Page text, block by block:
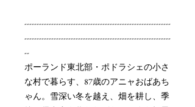
------------------------------------------------------------
------------------------------------------------------------
--
ポーランド東北部・ポドラシェの小さ
な村で暮らす、87歳のアニャおばあち
ゃん。雪深い冬を越え、畑を耕し、季